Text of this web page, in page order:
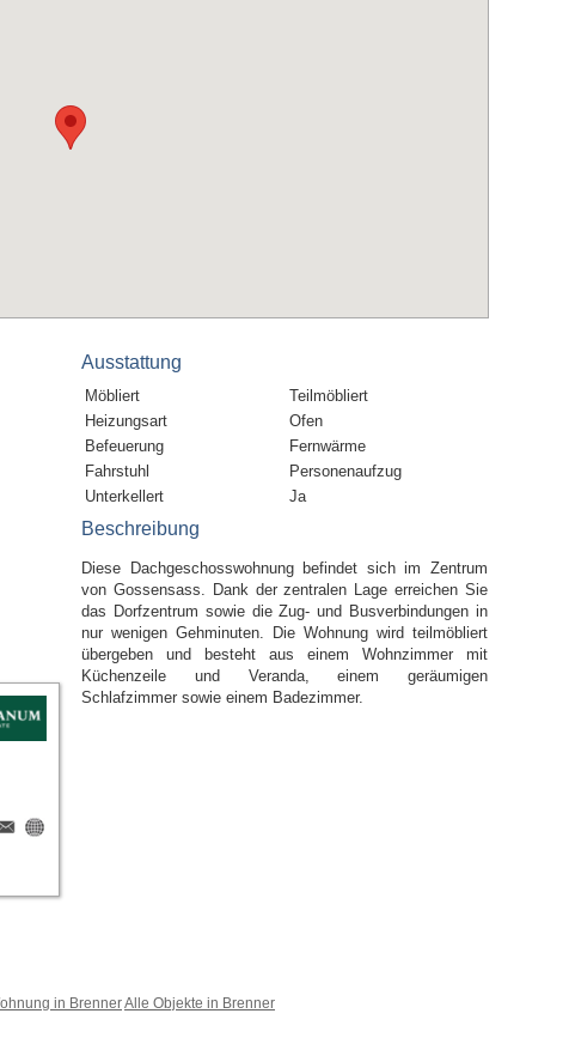
Ausstattung
Möbliert
Teilmöbliert
Heizungsart
Ofen
Befeuerung
Fernwärme
Fahrstuhl
Personenaufzug
Unterkellert
Ja
Beschreibung
Diese Dachgeschosswohnung befindet sich im Zentrum
von Gossensass. Dank der zentralen Lage erreichen Sie
das Dorfzentrum sowie die Zug- und Busverbindungen in
nur wenigen Gehminuten. Die Wohnung wird teilmöbliert
übergeben und besteht aus einem Wohnzimmer mit
Küchenzeile und Veranda, einem geräumigen
Schlafzimmer sowie einem Badezimmer.
in BrennerAlle Objekte in Brenner